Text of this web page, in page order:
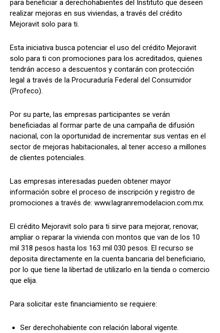
para beneficiar a derechohabientes del Instituto que deseen
realizar mejoras en sus viviendas, a través del crédito
Mejoravit solo para ti.
Esta iniciativa busca potenciar el uso del crédito Mejoravit
solo para ti con promociones para los acreditados, quienes
tendrán acceso a descuentos y contarán con protección
legal a través de la Procuraduría Federal del Consumidor
(Profeco).
Por su parte, las empresas participantes se verán
beneficiadas al formar parte de una campaña de difusión
nacional, con la oportunidad de incrementar sus ventas en el
sector de mejoras habitacionales, al tener acceso a millones
de clientes potenciales.
Las empresas interesadas pueden obtener mayor
información sobre el proceso de inscripción y registro de
promociones a través de: www.lagranremodelacion.com.mx.
El crédito Mejoravit solo para ti sirve para mejorar, renovar,
ampliar o reparar la vivienda con montos que van de los 10
mil 318 pesos hasta los 163 mil 030 pesos. El recurso se
deposita directamente en la cuenta bancaria del beneficiario,
por lo que tiene la libertad de utilizarlo en la tienda o comercio
que elija.
Para solicitar este financiamiento se requiere:
Ser derechohabiente con relación laboral vigente.